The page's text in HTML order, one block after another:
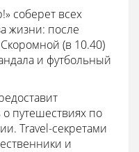
соберет всех
жизни: после
(в 10.40)
и футбольный
путешествиях по
Travel-секретами
и